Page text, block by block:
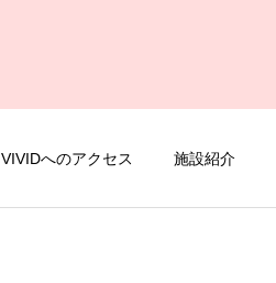
VIVIDへのアクセス 施設紹介